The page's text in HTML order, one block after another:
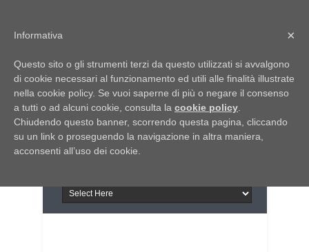
Italia Notizie
Giornale di Basilicata
Giornale di Puglia
INFORMAPUGLIA
Il portale n.1 del lavoro
in Puglia
×
Informativa
Questo sito o gli strumenti terzi da questo utilizzati si avvalgono
di cookie necessari al funzionamento ed utili alle finalità illustrate
nella cookie policy. Se vuoi saperne di più o negare il consenso
a tutti o ad alcuni cookie, consulta la cookie policy
Chiudendo questo banner, scorrendo questa pagina, cliccando
su un link o proseguendo la navigazione in altra maniera,
acconsenti all’uso dei cookie.